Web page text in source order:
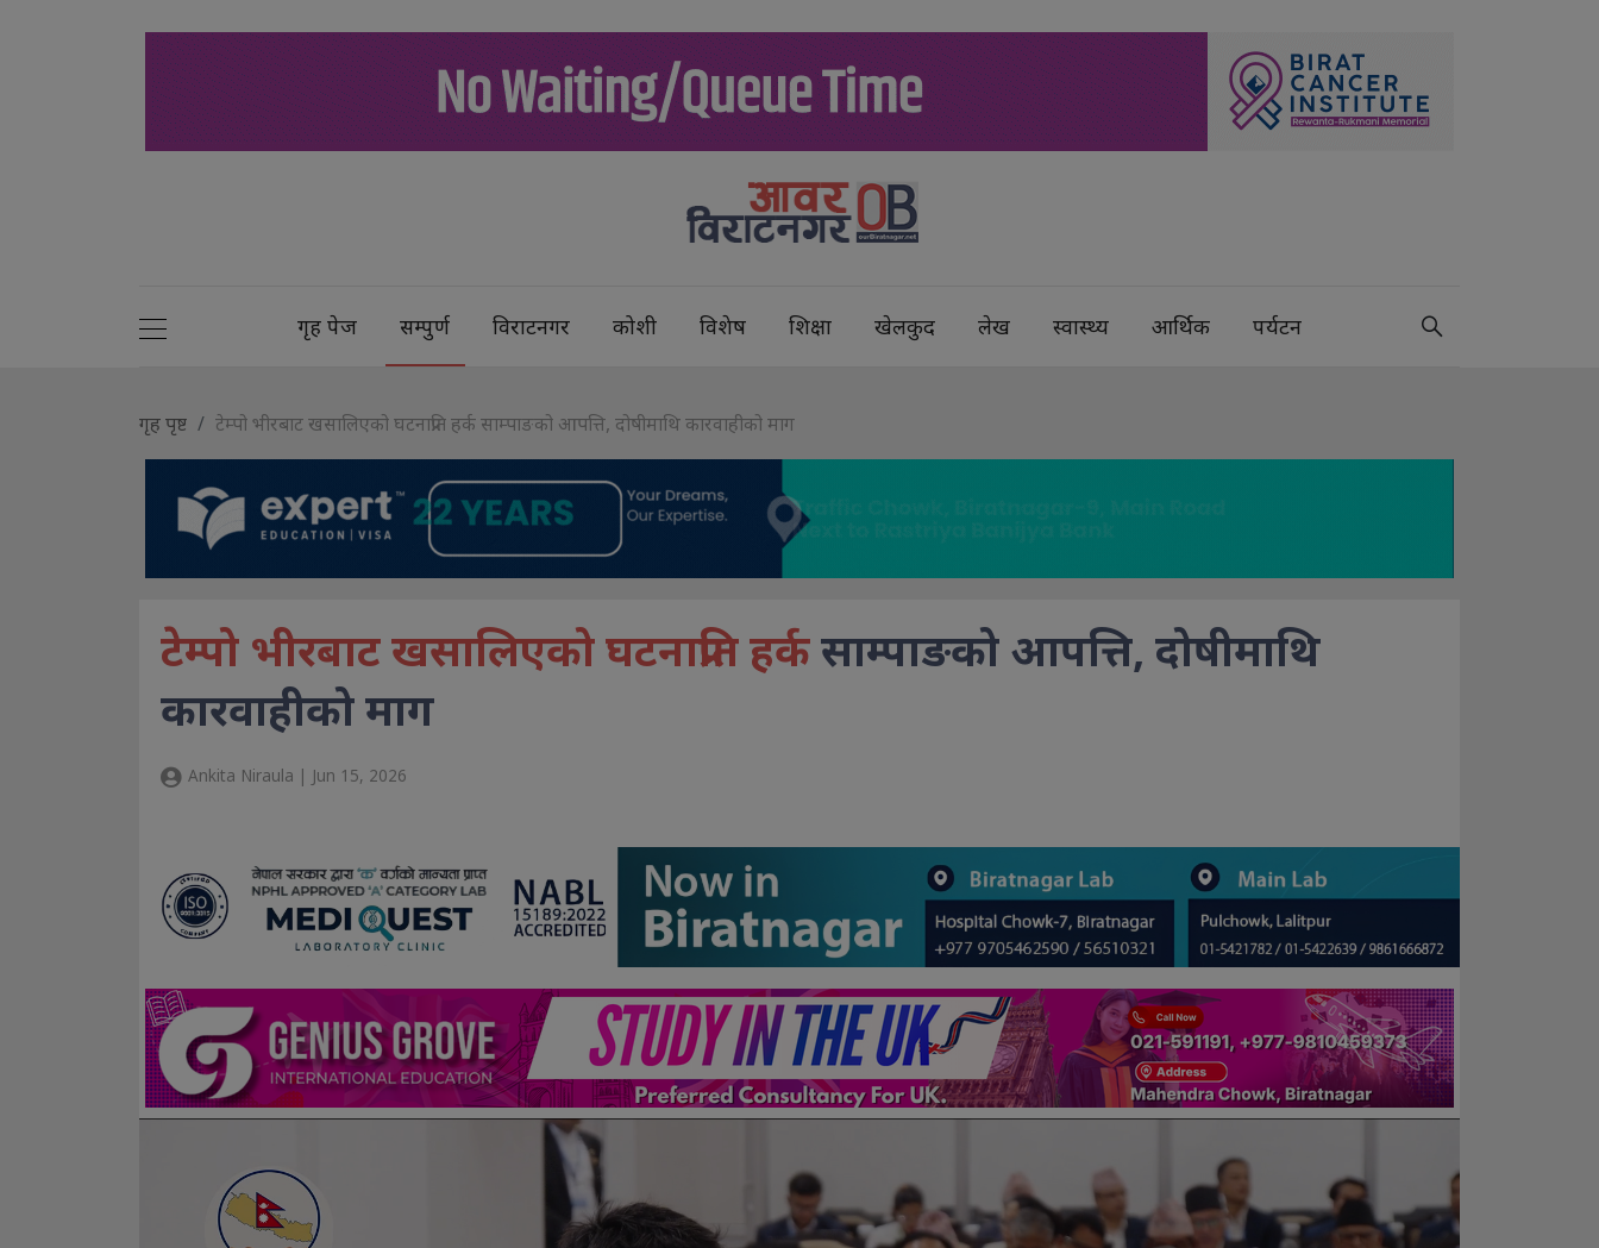
गृह पेज सम्पुर्ण विराटनगर कोशी विशेष शिक्षा खेलकुद लेख स्वास्थ्य आर्थिक पर्यटन
गृह पृष्ट टेम्पो भीरबाट खसालिएको घटनाप्रति हर्क साम्पाङको आपत्ति, दोषीमाथि कारवाहीको माग
टेम्पो भीरबाट खसालिएको घटनाप्रति हर्कसाम्पाङको आपत्ति, दोषीमाथि
कारवाहीको माग
Ankita Niraula | Jun 15, 2026